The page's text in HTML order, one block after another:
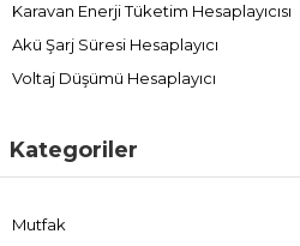
Karavan Enerji Tüketim Hesaplayıcısı
Akü Şarj Süresi Hesaplayıcı
Voltaj Düşümü Hesaplayıcı
Kategoriler
Mutfak